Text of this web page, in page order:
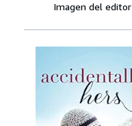
Imagen del editor